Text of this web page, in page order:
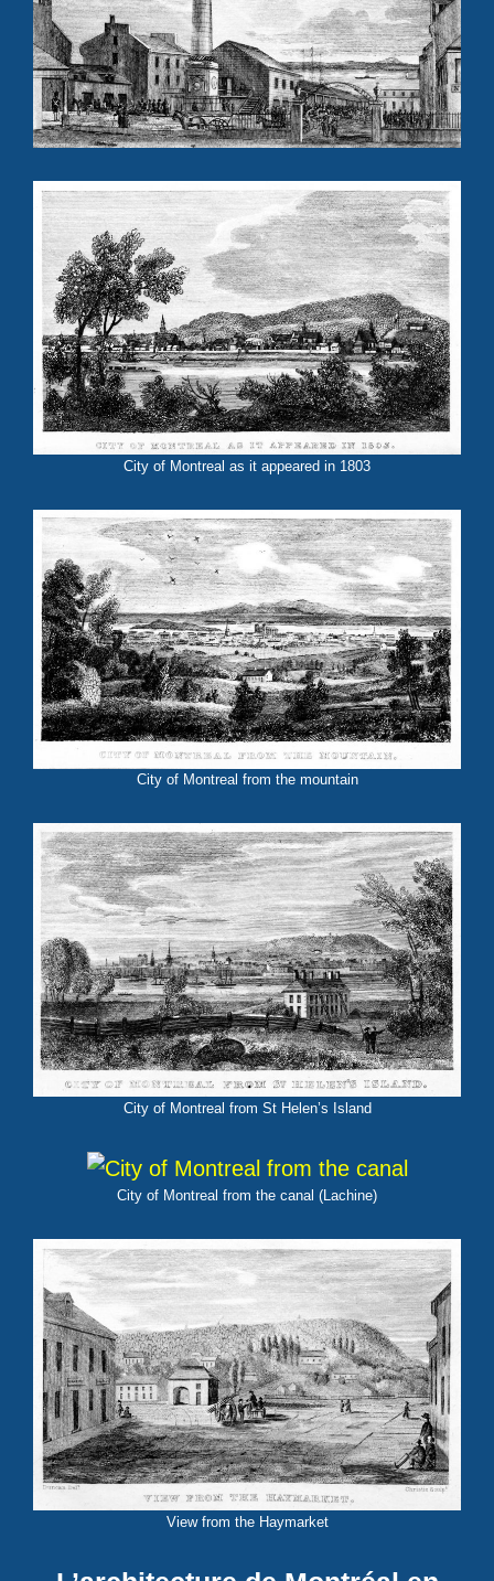
City of Montreal as it appeared in 1803
City of Montreal from the mountain
City of Montreal from St Helen’s Island
City of Montreal from the canal (Lachine)
View from the Haymarket